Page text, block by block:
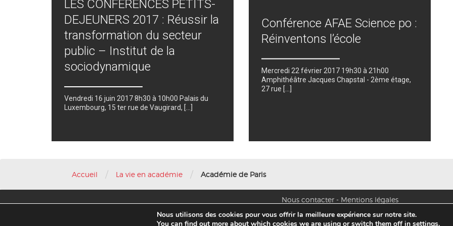
LES CONFERENCES PETITS-
DEJEUNERS 2017 : Réussir la
transformation du secteur
public – Institut de la
sociodynamique
Vendredi 16 juin 2017 8h30 à 10h00 Palais du
Luxembourg, 15 ter rue de Vaugirard, [...]
Conférence AFAE Science po :
Réinventons l’école
Mercredi 22 février 2017 19h30 à 21h00
Amphithéâtre Jacques Chapstal - 2ème étage,
27 rue [...]
Accueil / La vie en académie / Académie de Paris
Nous contacter- Mentions légales
Nous utilisons des cookies pour vous offrir la meilleure expérience sur notre site.
You can find out more about which cookies we are using or switch them off in settings.